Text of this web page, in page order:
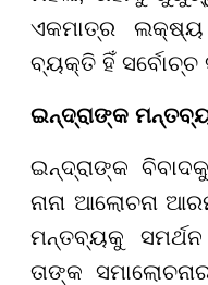
ଏକମାତ୍ର
ବ୍ୟକ୍ତି ହିଁ ସର୍ବୋଚ୍ଚ
ଇନ୍ଦ୍ରାଙ୍କ
ଇନ୍ଦ୍ରାଙ୍କ
ନାନା ଆଲୋଚନା
ମନ୍ତବ୍ୟକୁ
ତାଙ୍କ